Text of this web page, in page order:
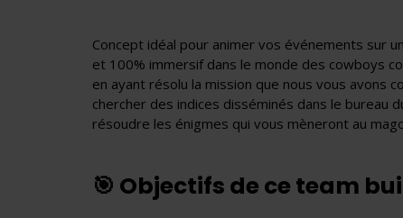
Concept idéal pour animer vos événements sur
et 100% immersif dans le monde des cowboys
en ayant résolu la mission que nous vous avons
chercher des indices disséminés dans le bureau
résoudre les énigmes qui vous mèneront au
🎯 Objectifs de ce team